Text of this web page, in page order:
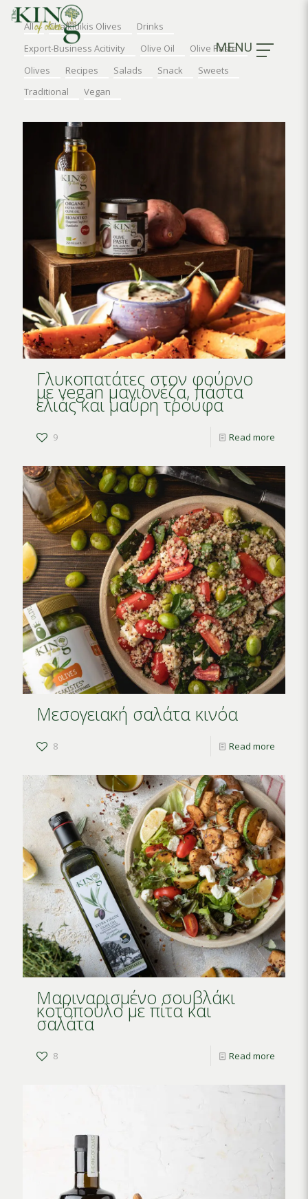
All Chalkidikis Olives
Drinks
Export-Business Acitivity
Olive Oil
Olive Paste
Olives
Recipes Salads Snack
Sweets
Traditional
Vegan
Γλυκοπατάτες στον φούρνο
με vegan μαγιονέζα, πάστα
ελιάς και μαύρη τρούφα
9 Read more
Μεσογειακή σαλάτα κινόα
8 Read more
Μαριναρισμένο σουβλάκι
κοτόπουλο με πίτα και
σαλάτα
8 Read more
MENU